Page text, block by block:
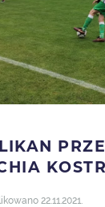
22.11.2021.